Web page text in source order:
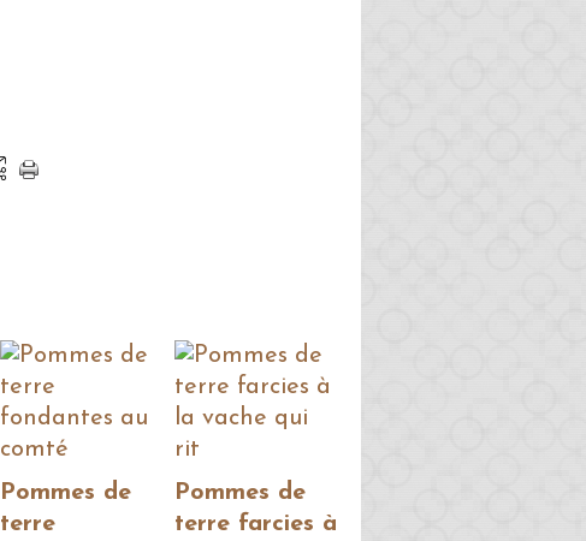
Pommes de
terre
Pommes de
terre farcies à